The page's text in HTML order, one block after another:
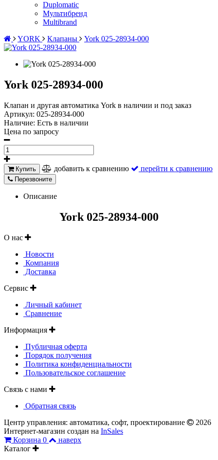
Duplomatic
Мультибренд
Multibrand
YORK
Клапаны York 025-28934-000
York 025-28934-000
Клапан и другая автоматика York в наличии и под заказ
Артикул: 025-28934-000
Наличие: Есть в наличии
Цена по запросу
Купить добавить к сравнению перейти к сравнению
Перезвоните
Описание
York 025-28934-000
О нас
Новости
Компания
Доставка
Сервис
Личный кабинет
Сравнение
Информация
Публичная оферта
Порядок получения
Политика конфиденциальности
Пользовательское соглашение
Связь с нами
Обратная связь
Центр управления: автоматика, софт, проектирование
2026
Интернет-магазин создан на InSales
Корзина 0
наверх
Каталог